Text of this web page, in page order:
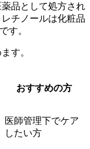
品として処方され
チノールは化粧品
す。
す。
おすすめの方
医師管理下でケア
したい方